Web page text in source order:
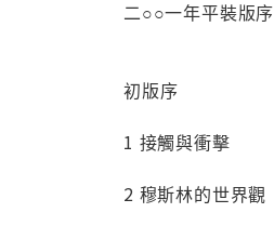
二○○一年平裝版序
初版序
1 接觸與衝擊
2 穆斯林的世界觀